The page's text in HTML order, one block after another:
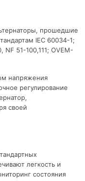
прошедшие
IEC 60034-1;
NF 51-100,111; OVEM-
напряжения
регулирование
своей
легкость и
состояния